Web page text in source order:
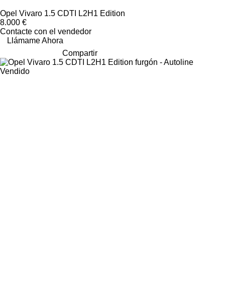
Opel Vivaro 1.5 CDTI L2H1 Edition
8.000 €
Contacte con el vendedor
Llámame Ahora
Compartir
Vendido